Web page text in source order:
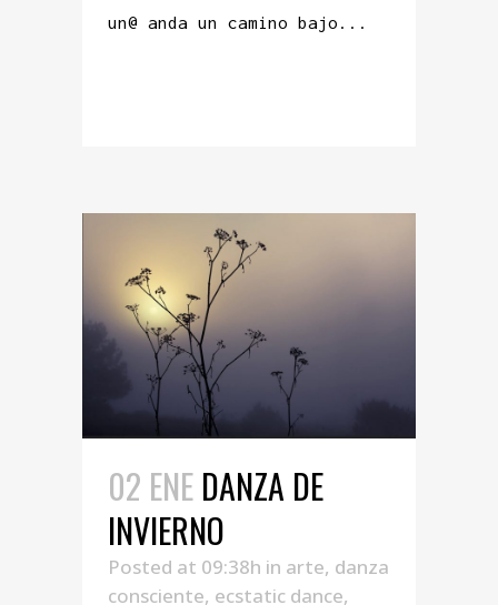
un@ anda un camino bajo...
02 ENE DANZA DE
INVIERNO
Posted at 09:38h in arte, danza
consciente, ecstatic dance,